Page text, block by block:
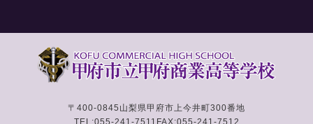
〒400-0845 山梨県甲府市上今井町300番地
TEL:055-241-7511 FAX:055-241-7512